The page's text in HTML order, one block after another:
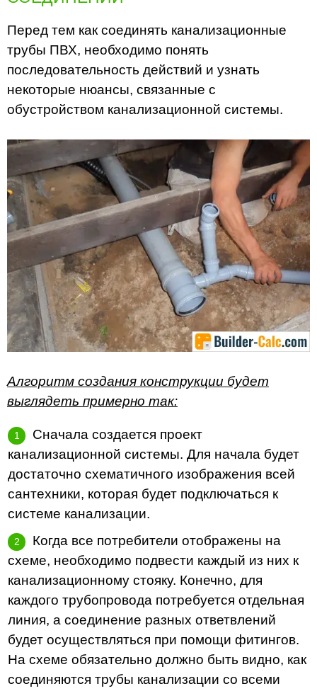
Перед тем как соединять канализационные
трубы ПВХ, необходимо понять
последовательность действий и узнать
некоторые нюансы, связанные с
обустройством канализационной системы.
Алгоритм создания конструкции будет
выглядеть примерно так:
Сначала создается проект
канализационной системы. Для начала будет
достаточно схематичного изображения всей
сантехники, которая будет подключаться к
системе канализации.
Когда все потребители отображены на
схеме, необходимо подвести каждый из них к
канализационному стояку. Конечно, для
каждого трубопровода потребуется отдельная
линия, а соединение разных ответвлений
будет осуществляться при помощи фитингов.
На схеме обязательно должно быть видно, как
соединяются трубы канализации со всеми